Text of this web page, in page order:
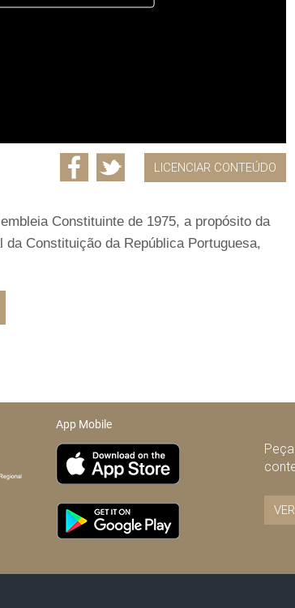
LICENCIAR CONTEÚDO
Constituinte de 1975, a propósito da
Constituição da República Portuguesa,
App Mobile